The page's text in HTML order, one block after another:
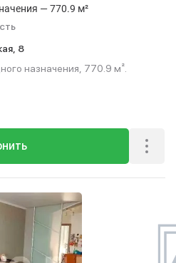
— 770.9 м²
8
назначения, 770.9 м².